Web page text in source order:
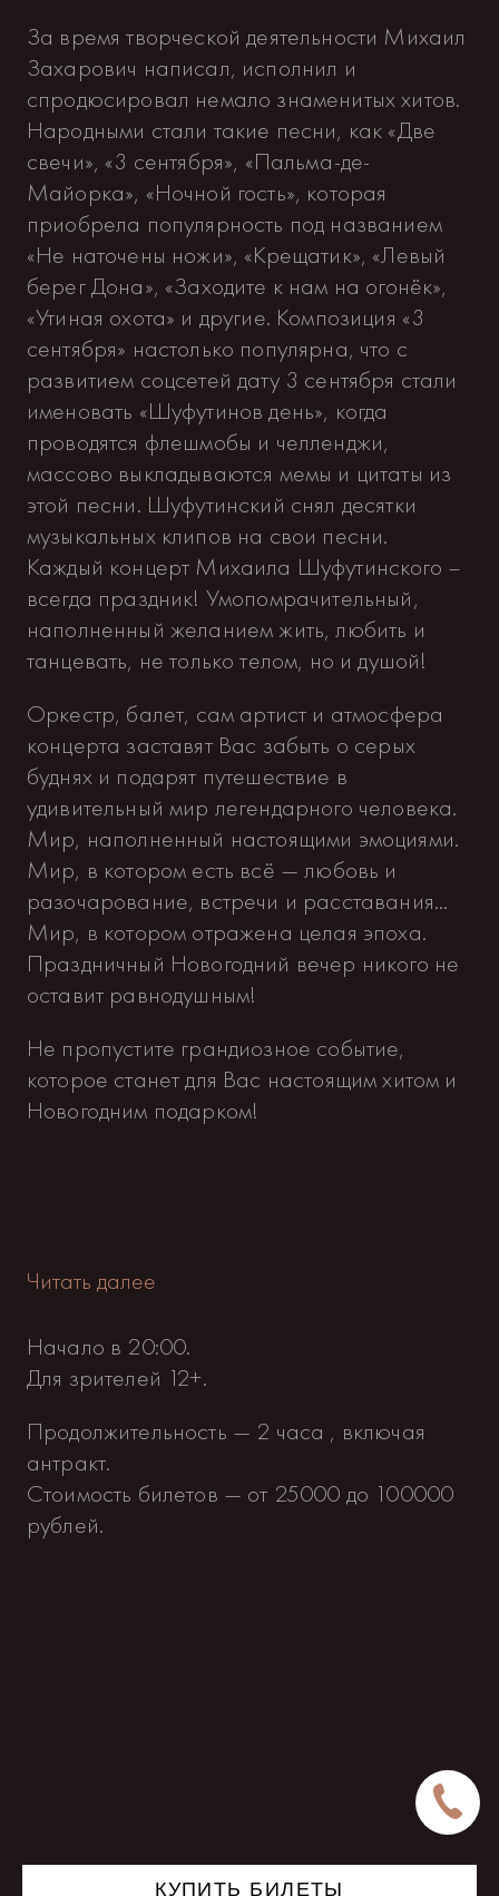
За время творческой деятельности Михаил
Захарович написал, исполнил и
спродюсировал немало знаменитых хитов.
Народными стали такие песни, как «Две
свечи», «3 сентября», «Пальма-де-
Майорка», «Ночной гость», которая
приобрела популярность под названием
«Не наточены ножи», «Крещатик», «Левый
берег Дона», «Заходите к нам на огонёк»,
«Утиная охота» и другие. Композиция «3
сентября» настолько популярна, что с
развитием соцсетей дату 3 сентября стали
именовать «Шуфутинов день», когда
проводятся флешмобы и челленджи,
массово выкладываются мемы и цитаты из
этой песни. Шуфутинский снял десятки
музыкальных клипов на свои песни.
Каждый концерт Михаила Шуфутинского –
всегда праздник! Умопомрачительный,
наполненный желанием жить, любить и
танцевать, не только телом, но и душой!
Оркестр, балет, сам артист и атмосфера
концерта заставят Вас забыть о серых
буднях и подарят путешествие в
удивительный мир легендарного человека.
Мир, наполненный настоящими эмоциями.
Мир, в котором есть всё — любовь и
разочарование, встречи и расставания...
Мир, в котором отражена целая эпоха.
Праздничный Новогодний вечер никого не
оставит равнодушным!
Не пропустите грандиозное событие,
которое станет для Вас настоящим хитом и
Новогодним подарком!
Читать далее
Начало в 20:00.
Для зрителей 12+.
Продолжительность — 2 часа , включая
антракт.
Стоимость билетов — от 25000 до 100000
рублей.
КУПИТЬ БИЛЕТЫ